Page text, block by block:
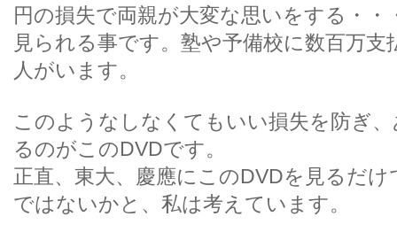
円の損失で両親が大変な思いをする・
見られる事です。塾や予備校に数百万
人がいます。
このようなしなくてもいい損失を防ぎ
るのがこのDVDです。
正直、東大、慶應にこのDVDを見るだ
ではないかと、私は考えています。